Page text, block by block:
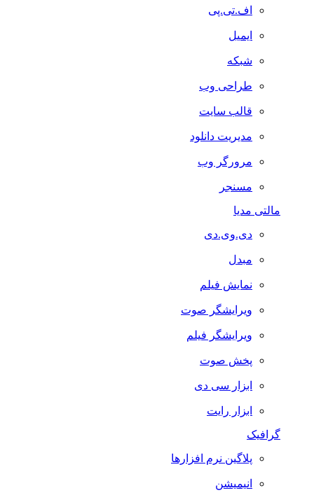
اف.تی.پی
ایمیل
شبکه
طراحی وب
قالب سایت
مدیریت دانلود
مرورگر وب
مسنجر
مالتی مدیا
دی.وی.دی
مبدل
نمایش فیلم
ویرایشگر صوت
ویرایشگر فیلم
پخش صوت
ابزار سی دی
ابزار رایت
گرافیک
پلاگین نرم افزارها
انیمیشن